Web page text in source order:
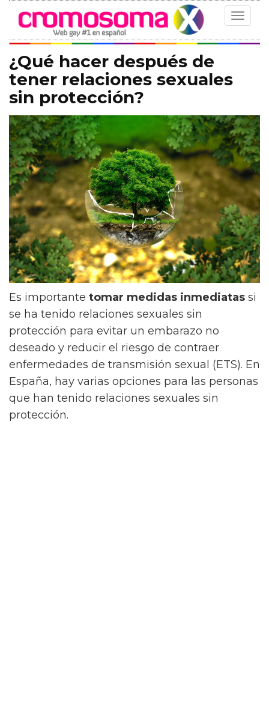
Toggle
¿Qué hacer después de
tener relaciones sexuales
sin protección?
Es importante tomar medidas inmediatas si
se ha tenido relaciones sexuales sin
protección para evitar un embarazo no
deseado y reducir el riesgo de contraer
enfermedades de transmisión sexual (ETS). En
España, hay varias opciones para las personas
que han tenido relaciones sexuales sin
protección.